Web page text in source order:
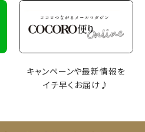
キャンペーンや最新情報を
イチ早くお届け♪